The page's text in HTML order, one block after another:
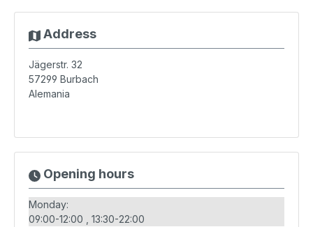
Address
Jägerstr. 32
57299 Burbach
Alemania
Opening hours
Monday:
09:00-12:00
13:30-22:00